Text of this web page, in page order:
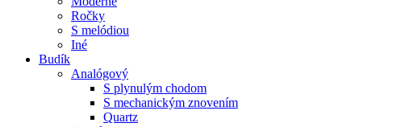
Ročky
S melódiou
Iné
Budík
Analógový
S plynulým chodom
S mechanickým znovením
Quartz